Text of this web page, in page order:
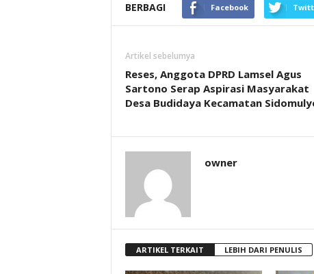
BERBAGI Facebook
Artikel sebelumya
Reses, Anggota DPRD Lamsel Agus
Sartono Serap Aspirasi Masyarakat
Desa Budidaya Kecamatan
owner
ARTIKEL TERKAIT LEBIH DARI PENULIS